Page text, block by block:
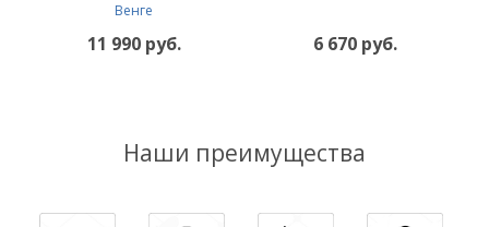
Венге
11 990 руб. 6 670 руб.
Наши преимущества